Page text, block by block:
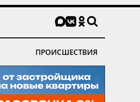
ПРОИСШЕСТВИЯ